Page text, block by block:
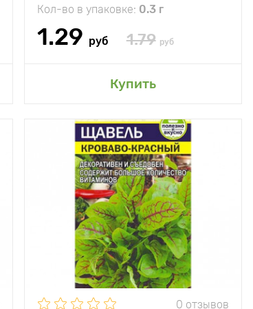
Кол-во в упаковке: 0.3 г
1.29 руб 1.79 руб
Купить
Добавить в мой сад
0 отзывов
Особенности
и съедобный, и
декоративный
Высота растения 25 - 30 см
Растояние между
растениями
10 х 20 см
Местоположение
солнце, полутень,
Морозостойкость многолетник